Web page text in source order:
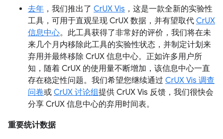
去年 ，我们推出了 CrUX Vis ，这是一款全新的实验性
工具，可用于直观呈现 CrUX 数据，并有望取代 CrUX
信息中心。此工具获得了非常好的评价，我们将在未
来几个月内移除此工具的实验性状态，并制定计划来
弃用并最终移除 CrUX 信息中心。正如许多用户所
知，随着 CrUX 的使用量不断增加，该信息中心一直
存在稳定性问题。我们希望您继续通过 CrUX Vis 调查
问卷或 CrUX 讨论组提供 CrUX Vis 反馈，我们很快会
分享 CrUX 信息中心的弃用时间表。
重要统计数据